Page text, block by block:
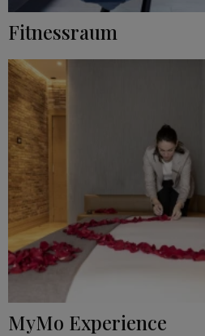
Fitnessraum
MyMo Experience